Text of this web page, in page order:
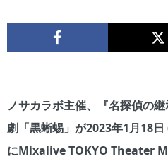
ノサカラボ主催、『名探偵の
劇「黒蜥蜴」が2023年1月18
にMixalive TOKYO Theater